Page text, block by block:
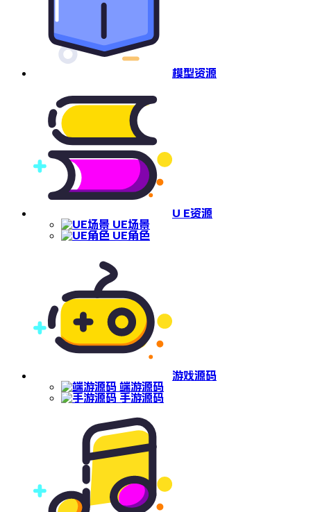
模型资源
U E资源
UE场景
UE角色
游戏源码
端游源码
手游源码